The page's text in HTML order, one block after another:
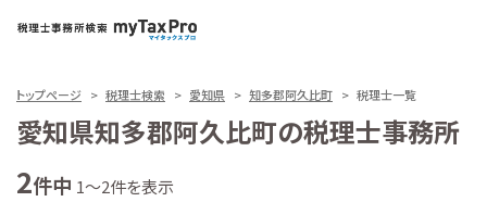
トップページ 税理士検索 愛知県 知多郡阿久比町 税理士一覧
愛知県知多郡阿久比町の税理士事務所
2件中 1～2件を表示